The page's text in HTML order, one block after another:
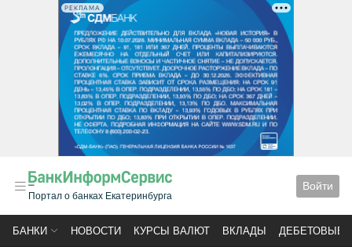
РЕКЛАМА
Портал о банках Екатеринбурга
Войти
БАНКИ НОВОСТИ КУРСЫ ВАЛЮТ ВКЛАДЫ ДЕБЕТОВЫЕ